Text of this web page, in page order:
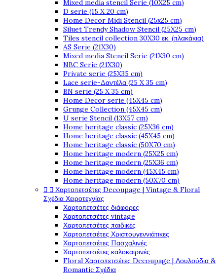
Mixed media stencil Serie (10X25 cm)
D serie (15 X 20 cm)
Home Decor Midi Stencil (25x25 cm)
Siluet Trendy Shadow Stencil (25X25 cm)
Tiles stencil collection 30X30 εκ. (πλακάκια)
AS Serie (21X30)
Mixed media Stencil Serie (21X30 cm)
NBC Serie (21X30)
Private serie (25X35 cm)
Lace serie-Δαντέλα (25 X 35 cm)
BN serie (25 X 35 cm)
Home Decor serie (45X45 cm)
Grunge Collection (45X45 cm)
U serie Stencil (13X57 cm)
Home heritage classic (25X36 cm)
Home heritage classic (45X45 cm)
Home heritage classic (50X70 cm)
Home heritage modern (25X25 cm)
Home heritage modern (25X36 cm)
Home heritage modern (45X45 cm)
Home heritage modern (50X70 cm)
  Χαρτοπετσέτες Decoupage | Vintage & Floral
Σχέδια Χειροτεχνίας
Χαρτοπετσέτες διάφορες
Χαρτοπετσέτες vintage
Χαρτοπετσέτες παιδικές
Χαρτοπετσέτες Χριστουγεννιάτικες
Χαρτοπετσέτες Πασχαλινές
Χαρτοπετσέτες καλοκαιρινές
Floral Χαρτοπετσέτες Decoupage | Λουλούδια &
Romantic Σχέδια